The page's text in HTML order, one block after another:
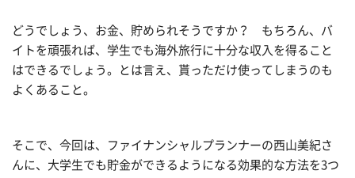
どうでしょう、お金、貯められそうですか？ もちろん、バ
イトを頑張れば、学生でも海外旅行に十分な収入を得ること
はできるでしょう。とは言え、貰っただけ使ってしまうのも
よくあること。
そこで、今回は、ファイナンシャルプランナーの西山美紀さ
んに、大学生でも貯金ができるようになる効果的な方法を3つ